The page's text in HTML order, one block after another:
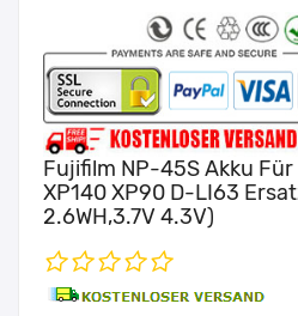
Fujifilm NP-45S Akku
XP140 XP90 D-LI63
2.6WH,3.7V 4.3V)